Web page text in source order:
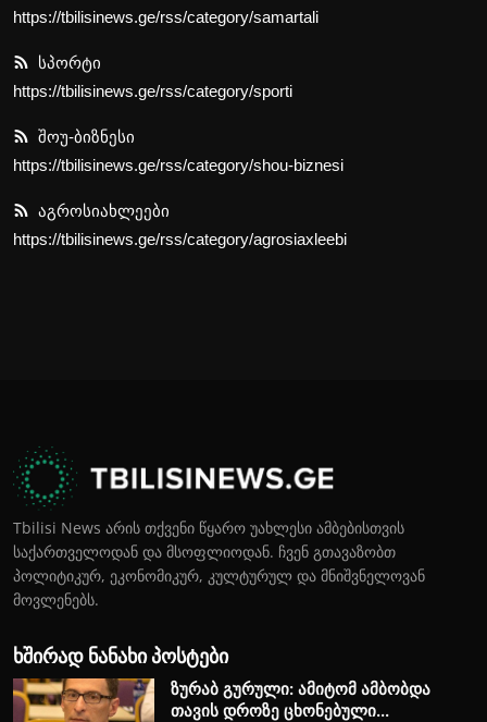
შოუ-ბიზნესი
აგროსიახლეები
https://tbilisinews.ge/rss/category/samartali
სპორტი
https://tbilisinews.ge/rss/category/sporti
შოუ-ბიზნესი
https://tbilisinews.ge/rss/category/shou-biznesi
აგროსიახლეები
https://tbilisinews.ge/rss/category/agrosiaxleebi
Tbilisi News არის თქვენი წყარო უახლესი ამბებისთვის
საქართველოდან და მსოფლიოდან. ჩვენ გთავაზობთ
პოლიტიკურ, ეკონომიკურ, კულტურულ და მნიშვნელოვან
მოვლენებს.
ხშირად ნანახი პოსტები
ზურაბ გურული: ამიტომ ამბობდა
თავის დროზე ცხონებული...